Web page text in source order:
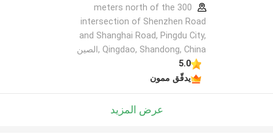
300 meters north of the
intersection of Shenzhen Road
and Shanghai Road, Pingdu City,
Qingdao, Shandong, China ,الصين
5.0
يدقّق ممون
عرض المزيد